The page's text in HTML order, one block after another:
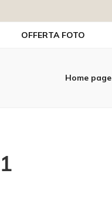
OFFERTA FOTO
Home page